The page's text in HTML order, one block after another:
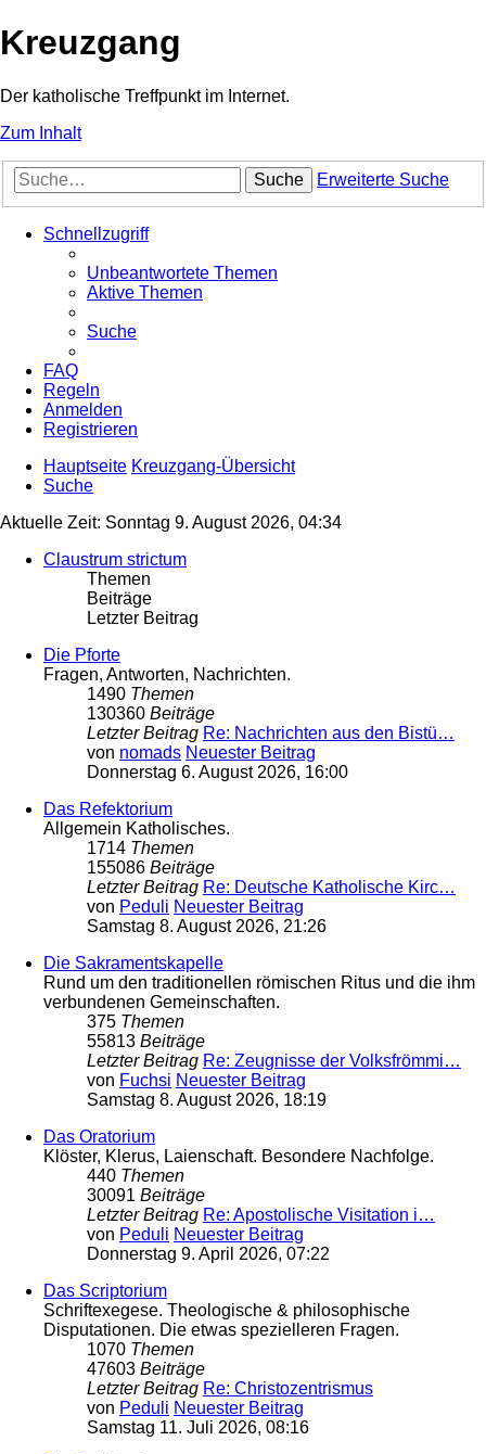
Kreuzgang
Der katholische Treffpunkt im Internet.
Zum Inhalt
Suche Erweiterte Suche
Schnellzugriff
Unbeantwortete Themen
Aktive Themen
Suche
FAQ
Regeln
Anmelden
Registrieren
Hauptseite Kreuzgang-Übersicht
Suche
Aktuelle Zeit: Sonntag 9. August 2026, 04:34
Claustrum strictum
Themen
Beiträge
Letzter Beitrag
Die Pforte
Fragen, Antworten, Nachrichten.
1490 Themen
130360 Beiträge
Letzter Beitrag Re: Nachrichten aus den Bistü…
von nomads Neuester Beitrag
Donnerstag 6. August 2026, 16:00
Das Refektorium
Allgemein Katholisches.
1714 Themen
155086 Beiträge
Letzter Beitrag Re: Deutsche Katholische Kirc…
von Peduli Neuester Beitrag
Samstag 8. August 2026, 21:26
Die Sakramentskapelle
Rund um den traditionellen römischen Ritus und die ihm
verbundenen Gemeinschaften.
375 Themen
55813 Beiträge
Letzter Beitrag Re: Zeugnisse der Volksfrömmi…
von Fuchsi Neuester Beitrag
Samstag 8. August 2026, 18:19
Das Oratorium
Klöster, Klerus, Laienschaft. Besondere Nachfolge.
440 Themen
30091 Beiträge
Letzter Beitrag Re: Apostolische Visitation i…
von Peduli Neuester Beitrag
Donnerstag 9. April 2026, 07:22
Das Scriptorium
Schriftexegese. Theologische & philosophische
Disputationen. Die etwas spezielleren Fragen.
1070 Themen
47603 Beiträge
Letzter Beitrag Re: Christozentrismus
von Peduli Neuester Beitrag
Samstag 11. Juli 2026, 08:16